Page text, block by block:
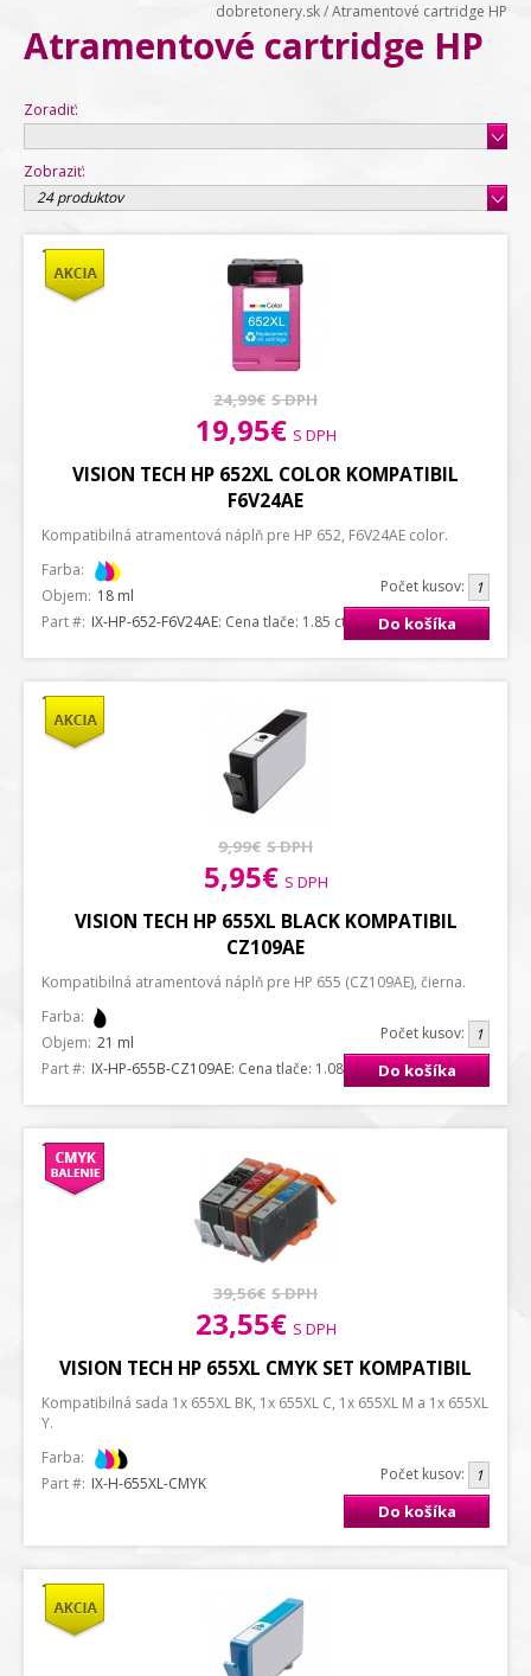
dobretonery.sk/Atramentové cartridge HP
Atramentové cartridge HP
Zoradiť:
Zobraziť:
24 produktov
24,99€ S DPH
19,95€ S DPH
Počet kusov:
Do košíka
VISION TECH HP 652XL COLOR KOMPATIBIL
F6V24AE
Kompatibilná atramentová náplň pre HP 652, F6V24AE color.
Farba:
Objem: 18 ml
Part #: IX-HP-652-F6V24AE: Cena tlače: 1.85 ct. / strana A4
9,99€ S DPH
5,95€ S DPH
Počet kusov:
Do košíka
VISION TECH HP 655XL BLACK KOMPATIBIL
CZ109AE
Kompatibilná atramentová náplň pre HP 655 (CZ109AE), čierna.
Farba:
Objem: 21 ml
Part #: IX-HP-655B-CZ109AE: Cena tlače: 1.08 ct. / strana A4
39,56€ S DPH
23,55€ S DPH
Počet kusov:
Do košíka
VISION TECH HP 655XL CMYK SET KOMPATIBIL
Kompatibilná sada 1x 655XL BK, 1x 655XL C, 1x 655XL M a 1x 655XL
Y.
Farba:
Part #: IX-H-655XL-CMYK